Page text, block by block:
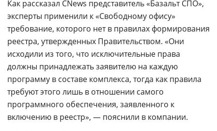
Как рассказал CNews представитель «Базальт СПО»,
эксперты применили к «Свободному офису»
требование, которого нет в правилах формирования
реестра, утвержденных Правительством. «Они
исходили из того, что исключительные права
должны принадлежать заявителю на каждую
программу в составе комплекса, тогда как правила
требуют этого лишь в отношении самого
программного обеспечения, заявленного к
включению в реестр», — пояснили в компании.